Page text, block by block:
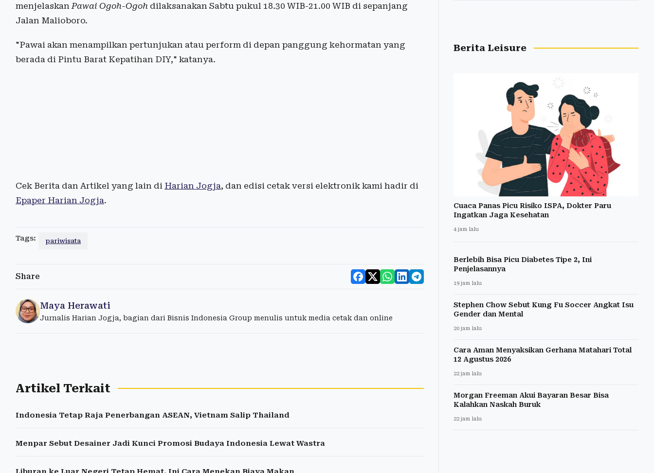
menjelaskan Pawai Ogoh-Ogoh dilaksanakan Sabtu pukul 18.30 WIB-21.00 WIB di sepanjang
Jalan Malioboro.
"Pawai akan menampilkan pertunjukan atau perform di depan panggung kehormatan yang
berada di Pintu Barat Kepatihan DIY," katanya.
Cek Berita dan Artikel yang lain di Harian Jogja, dan edisi cetak versi elektronik kami hadir di
Epaper Harian Jogja.
Tags: pariwisata
Share
Maya Herawati
Jurnalis Harian Jogja, bagian dari Bisnis Indonesia Group menulis untuk media cetak dan online
Artikel Terkait
Indonesia Tetap Raja Penerbangan ASEAN, Vietnam Salip Thailand
Menpar Sebut Desainer Jadi Kunci Promosi Budaya Indonesia Lewat Wastra
Berita Leisure
Cuaca Panas Picu Risiko ISPA, Dokter Paru
Ingatkan Jaga Kesehatan
4 jam lalu
Berlebih Bisa Picu Diabetes Tipe 2, Ini
Penjelasannya
19 jam lalu
Stephen Chow Sebut Kung Fu Soccer Angkat Isu
Gender dan Mental
20 jam lalu
Cara Aman Menyaksikan Gerhana Matahari Total
12 Agustus 2026
22 jam lalu
Morgan Freeman Akui Bayaran Besar Bisa
Kalahkan Naskah Buruk
22 jam lalu